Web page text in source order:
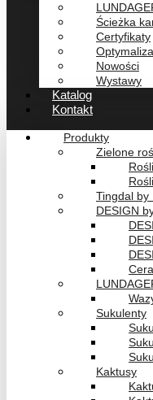
Ścieżka
Certyfikaty
Nowości
Wystawy
Katalog
Kontakt
Produkty
Zielone
Tingdal by
DESIGN
Sukulenty
Kaktusy